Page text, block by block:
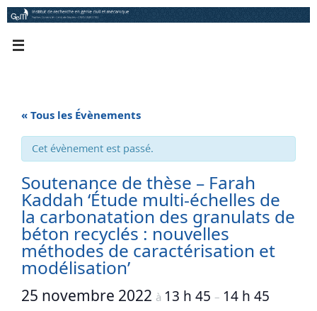
Passer
au
« Tous les Évènements
Cet évènement est passé.
Soutenance de thèse – Farah
Kaddah ‘Étude multi-échelles de
la carbonatation des granulats de
béton recyclés : nouvelles
méthodes de caractérisation et
modélisation’
25 novembre 2022 à 13 h 45 – 14 h 45